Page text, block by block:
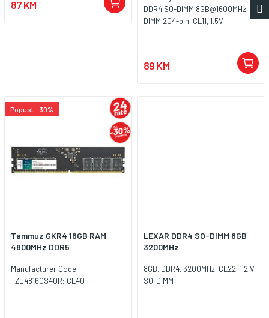
87 KM
DDR4 SO-DIMM 8GB@1600MHz,
DIMM 204-pin, CL11, 1.5V
89 KM
Popust - 30%
Tammuz GKR4 16GB RAM
4800MHz DDR5
Manufacturer Code:
TZE4816GS40R; CL40
LEXAR DDR4 SO-DIMM 8GB
3200MHz
8GB, DDR4, 3200MHz, CL22, 1.2 V,
SO-DIMM